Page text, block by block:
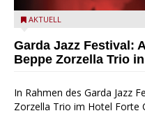
Beppe Zorzella Trio zu Gast
AKTUELL
Garda Jazz Festival:
Beppe Zorzella Trio
In Rahmen des Garda Jazz
Zorzella Trio im Hotel Forte